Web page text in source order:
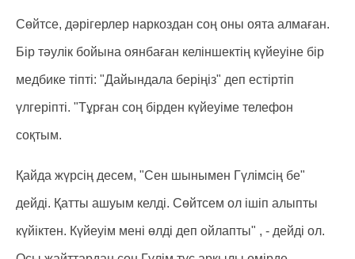
Сөйтсе, дәрігерлер наркоздан соң оны оята алмаған.
Бір тәулік бойына оянбаған келіншектің күйеуіне бір
медбике тіпті: "Дайындала беріңіз" деп естіртіп
үлгеріпті. "Тұрған соң бірден күйеуіме телефон
соқтым.
Қайда жүрсің десем, "Сен шынымен Гүлімсің бе"
дейді. Қатты ашуым келді. Сөйтсем ол ішіп алыпты
күйіктен. Күйеуім мені өлді деп ойлапты" , - дейді ол.